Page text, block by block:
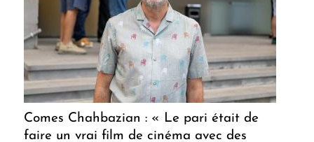
Comes Chahbazian : « Le pari était de
faire un vrai film de cinéma avec des